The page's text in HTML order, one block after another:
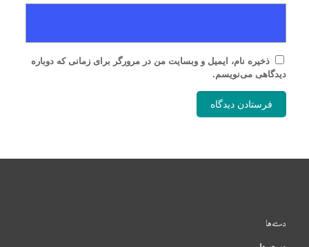
ذخیره نام، ایمیل و وبسایت من در مرورگر برای زمانی که دوباره
دیدگاهی می‌نویسم.
دسته‌ها